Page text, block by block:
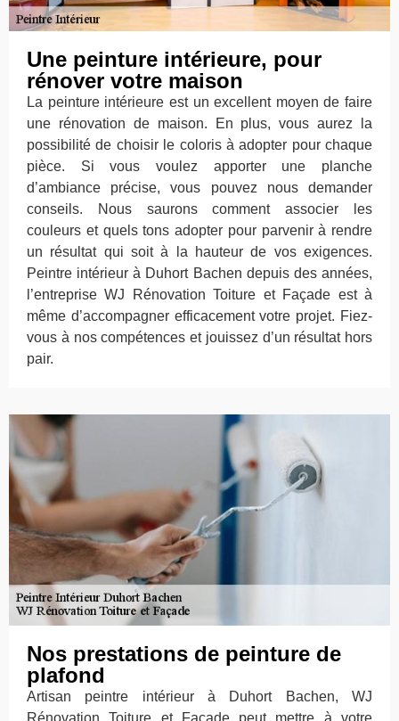
Une peinture intérieure, pour
rénover votre maison
La peinture intérieure est un excellent moyen de faire
une rénovation de maison. En plus, vous aurez la
possibilité de choisir le coloris à adopter pour chaque
pièce. Si vous voulez apporter une planche
d’ambiance précise, vous pouvez nous demander
conseils. Nous saurons comment associer les
couleurs et quels tons adopter pour parvenir à rendre
un résultat qui soit à la hauteur de vos exigences.
Peintre intérieur à Duhort Bachen depuis des années,
l’entreprise WJ Rénovation Toiture et Façade est à
même d’accompagner efficacement votre projet. Fiez-
vous à nos compétences et jouissez d’un résultat hors
pair.
Nos prestations de peinture de
plafond
Artisan peintre intérieur à Duhort Bachen, WJ